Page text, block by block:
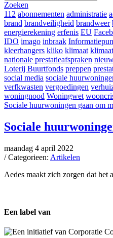
Zoeken
112 abonnementen administratie
brand brandveiligheid brandweer
energierekening erfenis EU
IDO imago inbraak
kleerhangers kliko klimaat
nationale prestatieafspraken
Loterij Buurtfonds preppen
social media sociale
verfkwasten vergoedingen
woningnood Woningwet
Sociale huurwoningen gaan om
Sociale
maandag 4 april 2022
/ Categorieen: Artikelen
Aedes maakt zich zorgen dat het
Een label van